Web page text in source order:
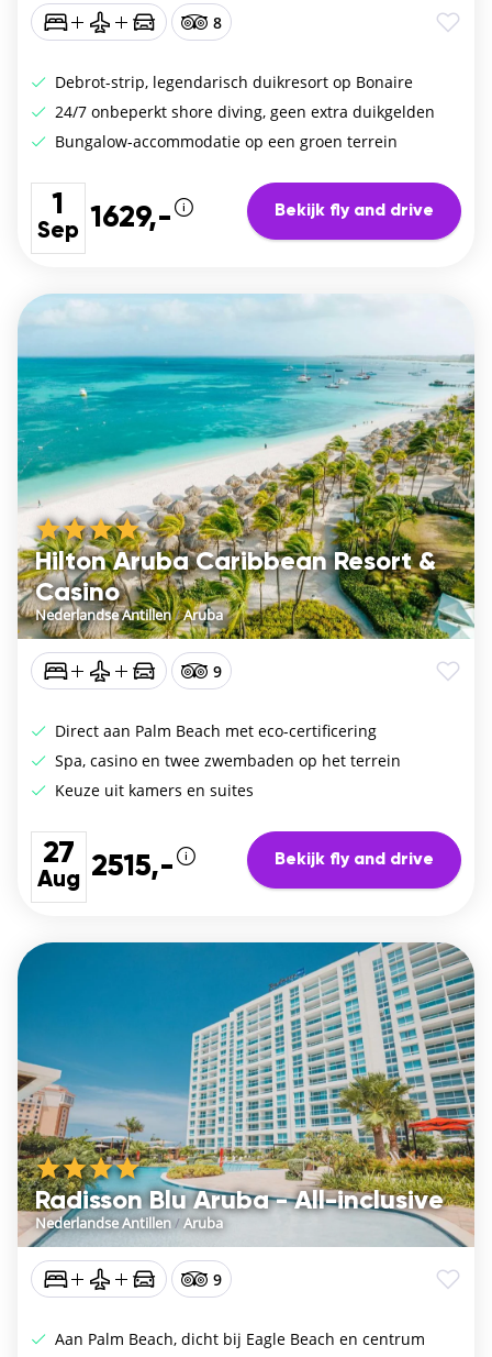
8
Debrot-strip, legendarisch duikresort op Bonaire
24/7 onbeperkt shore diving, geen extra duikgelden
Bungalow-accommodatie op een groen terrein
1
Sep 1629,- Bekijk fly and drive
Hilton Aruba Caribbean Resort &
Casino
Nederlandse Antillen/Aruba
9
Direct aan Palm Beach met eco-certificering
Spa, casino en twee zwembaden op het terrein
Keuze uit kamers en suites
27
Aug 2515,- Bekijk fly and drive
Radisson Blu Aruba - All-inclusive
Nederlandse Antillen/Aruba
9
Aan Palm Beach, dicht bij Eagle Beach en centrum